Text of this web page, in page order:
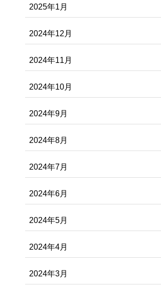
2025年1月
2024年12月
2024年11月
2024年10月
2024年9月
2024年8月
2024年7月
2024年6月
2024年5月
2024年4月
2024年3月